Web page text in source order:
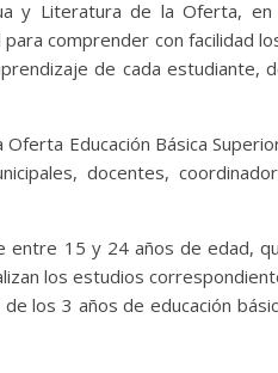
y Literatura de la Oferta,
comprender con facilidad
de cada estudiante,
Educación Básica
docentes,
entre 15 y 24 años de edad,
los estudios
los 3 años de educación